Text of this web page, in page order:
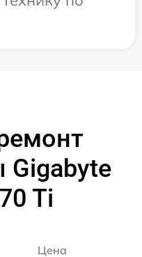
Gigabyte
Ti
Цена